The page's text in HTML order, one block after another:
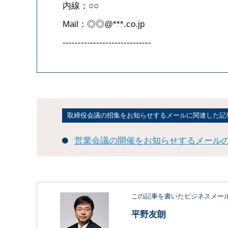
内線：○○
Mail：◎◎@***.co.jp
-----------------------------
取締役会議の招集をお知らせするメールに関連した記
営業会議の開催をお知らせするメール
この記事を書いたビジネスメー
平野友朗